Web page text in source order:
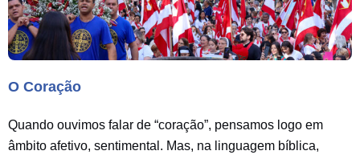
O Coração
Quando ouvimos falar de “coração”, pensamos logo em
âmbito afetivo, sentimental. Mas, na linguagem bíblica,